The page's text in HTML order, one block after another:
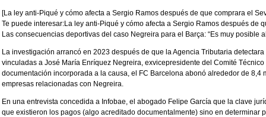
[La ley anti-Piqué y cómo afecta a Sergio Ramos después de que comprara el
Te puede interesar:La ley anti-Piqué y cómo afecta a Sergio Ramos después de
Las consecuencias deportivas del caso Negreira para el Barça: “Es muy posible
La investigación arrancó en 2023 después de que la Agencia Tributaria
vinculadas a José María Enríquez Negreira, exvicepresidente del Comité
documentación incorporada a la causa, el FC Barcelona abonó alrededor de 8,4
empresas relacionadas con Negreira.
En una entrevista concedida a Infobae, el abogado Felipe García que la clave
que existieron los pagos (algo acreditado documentalmente) sino en determinar